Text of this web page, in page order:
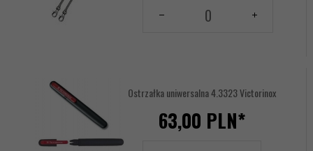
Ostrzałka uniwersalna 4.3323 Victorinox
63,00 PLN*